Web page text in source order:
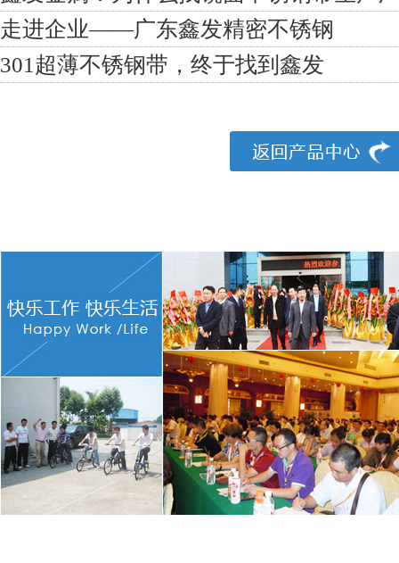
走进企业——广东鑫发精密不锈钢
301超薄不锈钢带，终于找到鑫发